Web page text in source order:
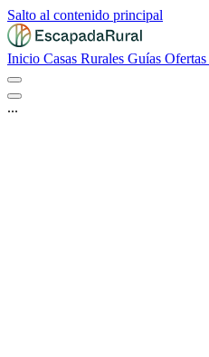
Salto al contenido principal
Inicio Casas Rurales Guías Ofertas
...